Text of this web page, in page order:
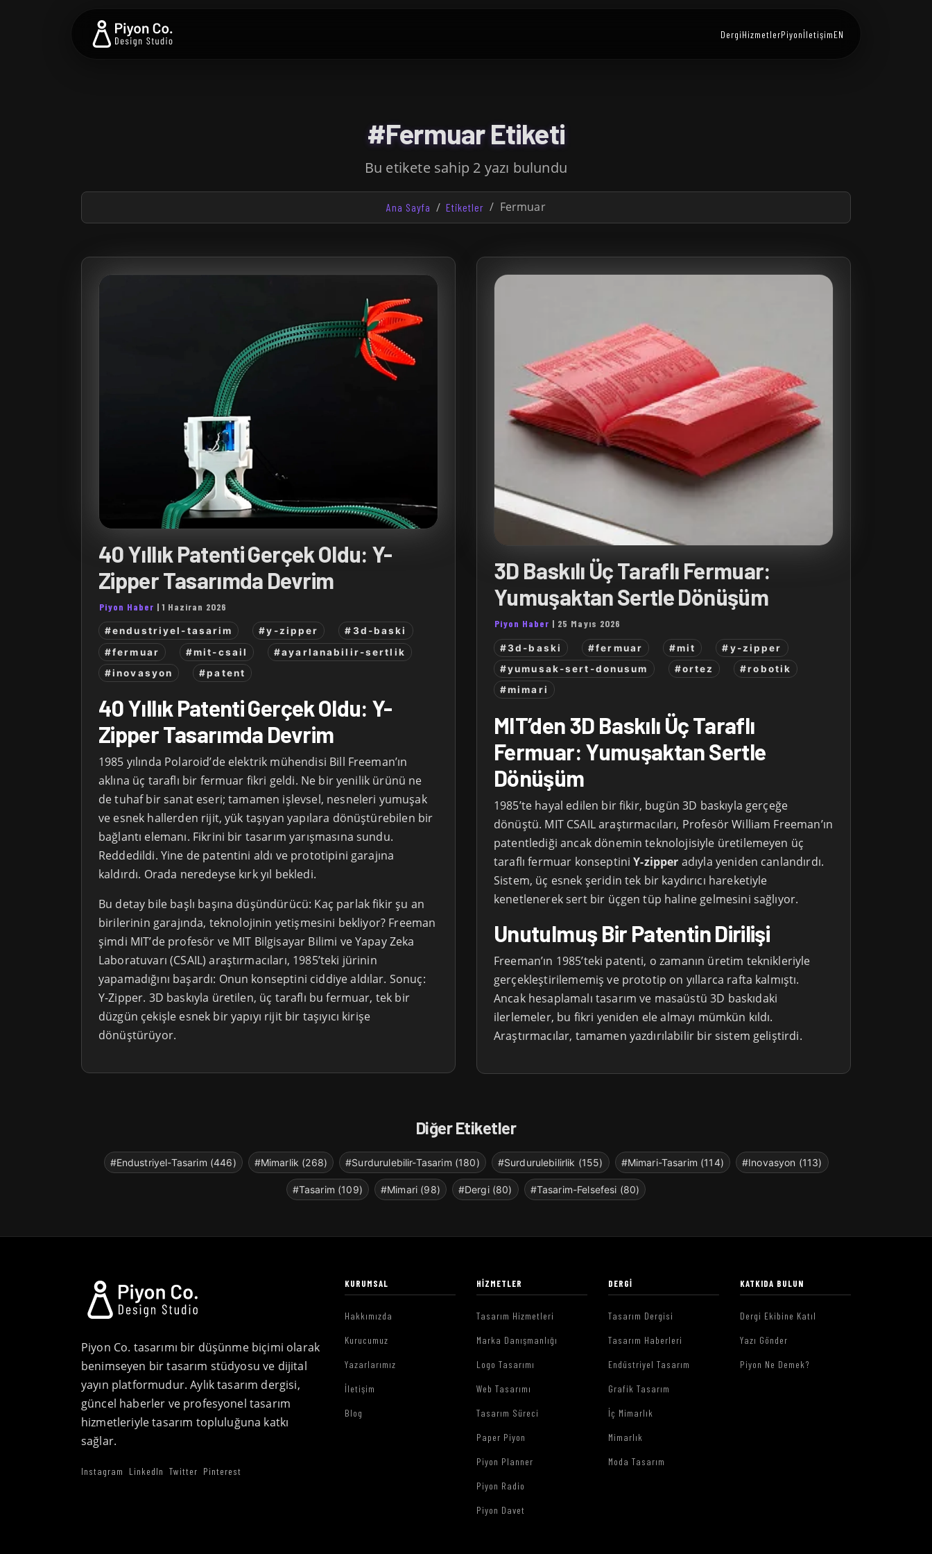
DergiHizmetlerPiyonİletişimEN
#Fermuar Etiketi
Bu etikete sahip 2 yazı bulundu
Ana Sayfa Etiketler Fermuar
40 Yıllık Patenti Gerçek Oldu: Y-
Zipper Tasarımda Devrim
Piyon Haber |1 Haziran 2026
#endustriyel-tasarim #y-zipper
#3d-baski
#fermuar
#mit-csail
#ayarlanabilir-sertlik
#inovasyon
#patent
40 Yıllık Patenti Gerçek Oldu: Y-
Zipper Tasarımda Devrim
1985 yılında Polaroid’de elektrik mühendisi Bill Freeman’ın
aklına üç taraflı bir fermuar fikri geldi. Ne bir yenilik ürünü ne
de tuhaf bir sanat eseri; tamamen işlevsel, nesneleri yumuşak
ve esnek hallerden rijit, yük taşıyan yapılara dönüştürebilen bir
bağlantı elemanı. Fikrini bir tasarım yarışmasına sundu.
Reddedildi. Yine de patentini aldı ve prototipini garajına
kaldırdı. Orada neredeyse kırk yıl bekledi.
Bu detay bile başlı başına düşündürücü: Kaç parlak fikir şu an
birilerinin garajında, teknolojinin yetişmesini bekliyor? Freeman
şimdi MIT’de profesör ve MIT Bilgisayar Bilimi ve Yapay Zeka
Laboratuvarı (CSAIL) araştırmacıları, 1985’teki jürinin
yapamadığını başardı: Onun konseptini ciddiye aldılar. Sonuç:
Y-Zipper. 3D baskıyla üretilen, üç taraflı bu fermuar, tek bir
düzgün çekişle esnek bir yapıyı rijit bir taşıyıcı kirişe
dönüştürüyor.
3D Baskılı Üç Taraflı Fermuar:
Yumuşaktan Sertle Dönüşüm
Piyon Haber | 25 Mayıs 2026
#3d-baski #fermuar #mit
#y-zipper
#yumusak-sert-donusum
#ortez
#robotik
#mimari
MIT’den 3D Baskılı Üç Taraflı
Fermuar: Yumuşaktan Sertle
Dönüşüm
1985’te hayal edilen bir fikir, bugün 3D baskıyla gerçeğe
dönüştü. MIT CSAIL araştırmacıları, Profesör William Freeman’ın
patentlediği ancak dönemin teknolojisiyle üretilemeyen üç
taraflı fermuar konseptiniY-zipper adıyla yeniden canlandırdı.
Sistem, üç esnek şeridin tek bir kaydırıcı hareketiyle
kenetlenerek sert bir üçgen tüp haline gelmesini sağlıyor.
Unutulmuş Bir Patentin Dirilişi
Freeman’ın 1985’teki patenti, o zamanın üretim teknikleriyle
gerçekleştirilememiş ve prototip on yıllarca rafta kalmıştı.
Ancak hesaplamalı tasarım ve masaüstü 3D baskıdaki
ilerlemeler, bu fikri yeniden ele almayı mümkün kıldı.
Araştırmacılar, tamamen yazdırılabilir bir sistem geliştirdi.
Diğer Etiketler
#Endustriyel-Tasarim (446) #Mimarlik (268) #Surdurulebilir-Tasarim (180) #Surdurulebilirlik (155) #Mimari-Tasarim (114) #Inovasyon (113)
#Tasarim (109) #Mimari (98) #Dergi (80) #Tasarim-Felsefesi (80)
Piyon Co. tasarımı bir düşünme biçimi olarak
benimseyen bir tasarım stüdyosu ve dijital
yayın platformudur. Aylık tasarım dergisi,
güncel haberler ve profesyonel tasarım
hizmetleriyle tasarım topluluğuna katkı
sağlar.
Instagram LinkedIn Twitter Pinterest
KURUMSAL
Hakkımızda
Kurucumuz
Yazarlarımız
İletişim
Blog
HIZMETLER
Tasarım Hizmetleri
Marka Danışmanlığı
Logo Tasarımı
Web Tasarımı
Tasarım Süreci
Paper Piyon
Piyon Planner
Piyon Radio
Piyon Davet
DERGI
Tasarım Dergisi
Tasarım Haberleri
Endüstriyel Tasarım
Grafik Tasarım
İç Mimarlık
Mimarlık
Moda Tasarım
KATKIDA BULUN
Dergi Ekibine Katıl
Yazı Gönder
Piyon Ne Demek?